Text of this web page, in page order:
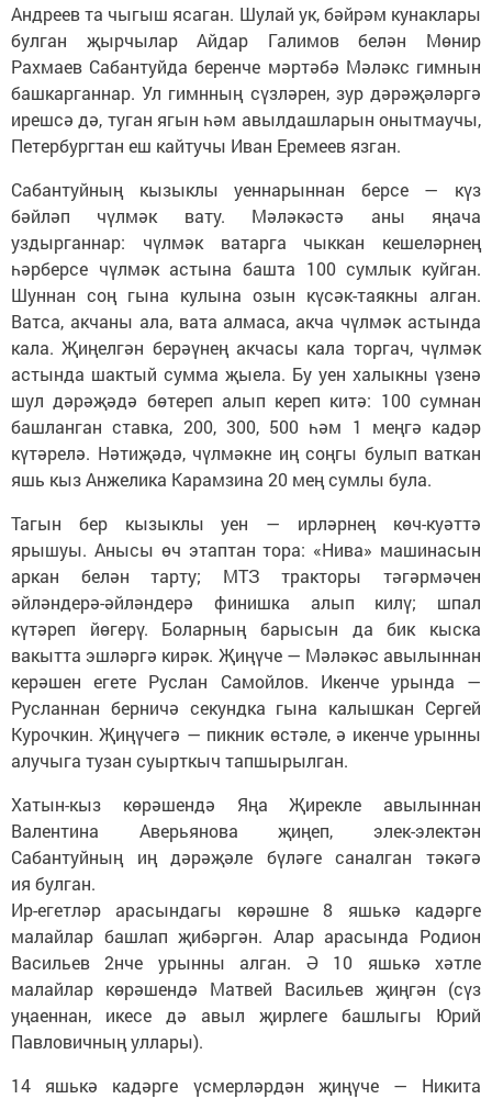
Андреев та чыгыш ясаган. Шулай ук, бәйрәм кунаклары
булган җырчылар Айдар Галимов белән Мөнир
Рахмаев Сабантуйда беренче мәртәбә Мәләкс гимнын
башкарганнар. Ул гимнның сүзләрен, зур дәрәҗәләргә
ирешсә дә, туган ягын һәм авылдашларын онытмаучы,
Петербургтан еш кайтучы Иван Еремеев язган.
Сабантуйның кызыклы уеннарыннан берсе — күз
бәйләп чүлмәк вату. Мәләкәстә аны яңача
уздырганнар: чүлмәк ватарга чыккан кешеләрнең
һәрберсе чүлмәк астына башта 100 сумлык куйган.
Шуннан соң гына кулына озын күсәк-таякны алган.
Ватса, акчаны ала, вата алмаса, акча чүлмәк астында
кала. Җиңелгән берәүнең акчасы кала торгач, чүлмәк
астында шактый сумма җыела. Бу уен халыкны үзенә
шул дәрәҗәдә бөтереп алып кереп китә: 100 сумнан
башланган ставка, 200, 300, 500 һәм 1 меңгә кадәр
күтәрелә. Нәтиҗәдә, чүлмәкне иң соңгы булып ваткан
яшь кыз Анжелика Карамзина 20 мең сумлы була.
Тагын бер кызыклы уен — ирләрнең көч-куәттә
ярышуы. Анысы өч этаптан тора: «Нива» машинасын
аркан белән тарту; МТЗ тракторы тәгәрмәчен
әйләндерә-әйләндерә финишка алып килү; шпал
күтәреп йөгерү. Боларның барысын да бик кыска
вакытта эшләргә кирәк. Җиңүче — Мәләкәс авылыннан
керәшен егете Руслан Самойлов. Икенче урында —
Русланнан берничә секундка гына калышкан Сергей
Курочкин. Җиңүчегә — пикник өстәле, ә икенче урынны
алучыга тузан суырткыч тапшырылган.
Хатын-кыз көрәшендә Яңа Җирекле авылыннан
Валентина Аверьянова җиңеп, элек-электән
Сабантуйның иң дәрәҗәле бүләге саналган тәкәгә
ия булган.
Ир-егетләр арасындагы көрәшне 8 яшькә кадәрге
малайлар башлап җибәргән. Алар арасында Родион
Васильев 2нче урынны алган. Ә 10 яшькә хәтле
малайлар көрәшендә Матвей Васильев җиңгән (сүз
уңаеннан, икесе дә авыл җирлеге башлыгы Юрий
Павловичның уллары).
14 яшькә кадәрге үсмерләрдән җиңүче — Никита